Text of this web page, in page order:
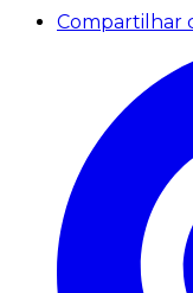
Compartilhar